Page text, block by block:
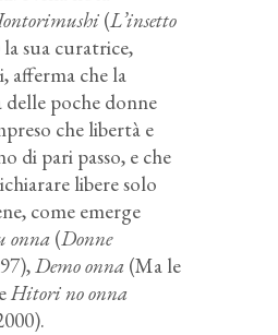
(L’insetto
la sua curatrice,
afferma che la
poche donne
che libertà e
di pari passo, e che
libere solo
come emerge
onna (Donne
Demo onna (Ma le
Hitorino onna